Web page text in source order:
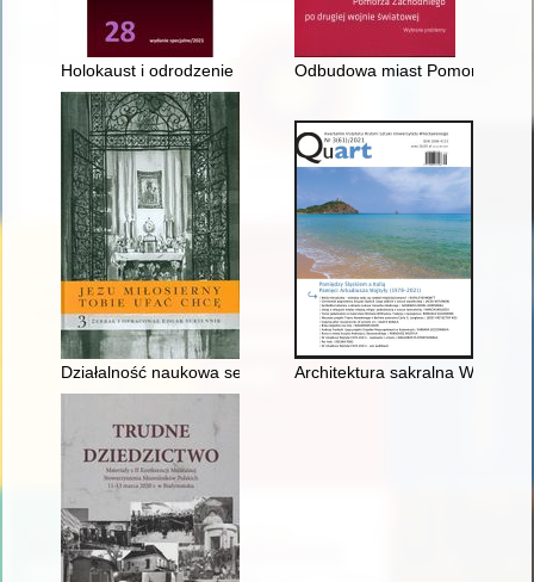
Holokaust i odrodzenie : metamorfozy koloru w malarstwie
Odbudowa miast Pomorza
Działalność naukowa seminarium historii Kościoła pod
Architektura sakralna